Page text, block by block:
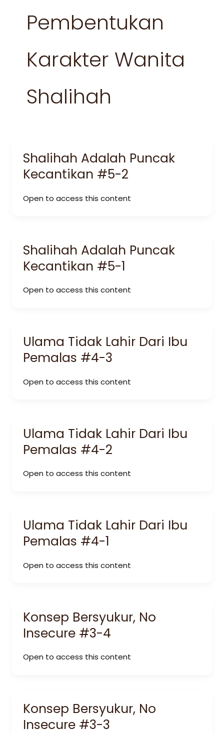
Pembentukan
Karakter Wanita
Shalihah
Shalihah Adalah Puncak
Kecantikan #5-2
Open to access this content
Shalihah Adalah Puncak
Kecantikan #5-1
Open to access this content
Ulama Tidak Lahir Dari Ibu
Pemalas #4-3
Open to access this content
Ulama Tidak Lahir Dari Ibu
Pemalas #4-2
Open to access this content
Ulama Tidak Lahir Dari Ibu
Pemalas #4-1
Open to access this content
Konsep Bersyukur, No
Insecure #3-4
Open to access this content
Konsep Bersyukur, No
Insecure #3-3